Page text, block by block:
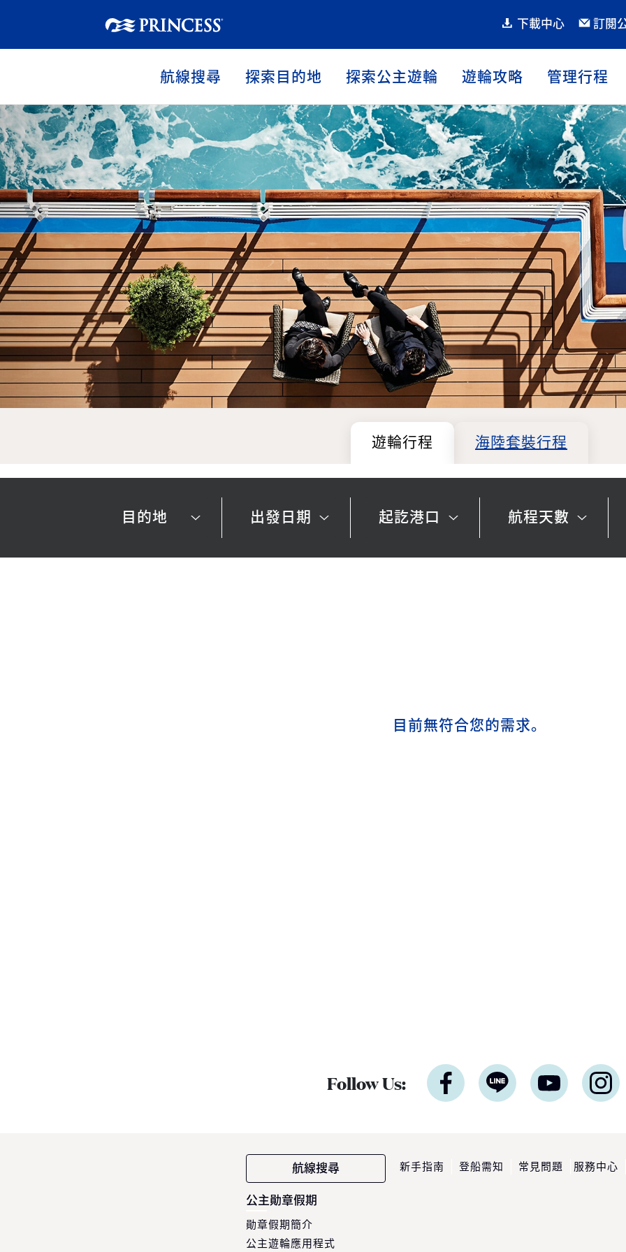
下載中心 訂閱
航線搜尋 探索目的地 探索公主遊輪 遊輪攻略 管理行程
遊輪行程 海陸套裝行程
目的地 出發日期 起訖港口 航程天數
目前無符合您的需求。
Follow Us:
航線搜尋 新手指南 登船需知 常見問題 服務中心
公主勛章假期
勛章假期簡介
公主遊輪應用程式